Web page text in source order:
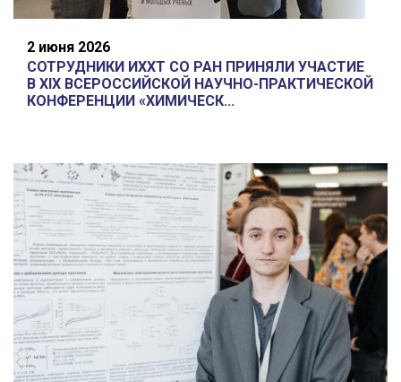
2 июня 2026
СОТРУДНИКИ ИХХТ СО РАН ПРИНЯЛИ УЧАСТИЕ
В XIX ВСЕРОССИЙСКОЙ НАУЧНО-ПРАКТИЧЕСКОЙ
КОНФЕРЕНЦИИ «ХИМИЧЕСК...